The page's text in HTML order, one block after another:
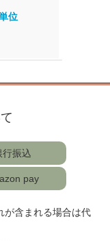
位
行振込
pay
が含まれる場合は代